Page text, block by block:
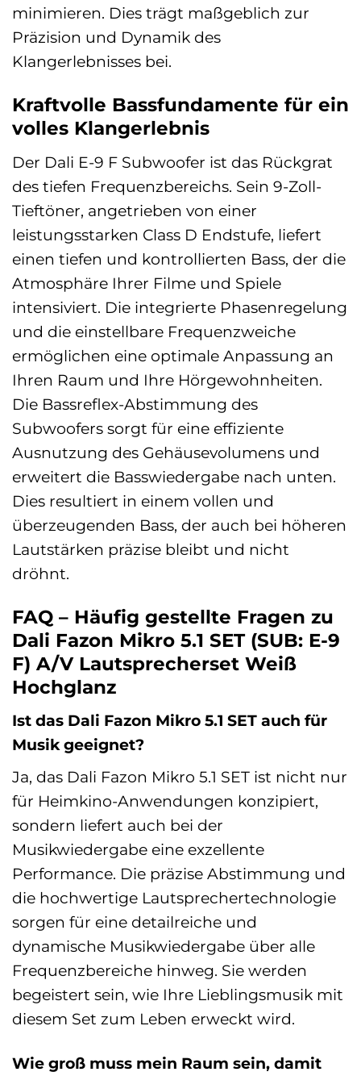
minimieren. Dies trägt maßgeblich zur
Präzision und Dynamik des
Klangerlebnisses bei.
Kraftvolle Bassfundamente für ein
volles Klangerlebnis
Der Dali E-9 F Subwoofer ist das Rückgrat
des tiefen Frequenzbereichs. Sein 9-Zoll-
Tieftöner, angetrieben von einer
leistungsstarken Class D Endstufe, liefert
einen tiefen und kontrollierten Bass, der die
Atmosphäre Ihrer Filme und Spiele
intensiviert. Die integrierte Phasenregelung
und die einstellbare Frequenzweiche
ermöglichen eine optimale Anpassung an
Ihren Raum und Ihre Hörgewohnheiten.
Die Bassreflex-Abstimmung des
Subwoofers sorgt für eine effiziente
Ausnutzung des Gehäusevolumens und
erweitert die Basswiedergabe nach unten.
Dies resultiert in einem vollen und
überzeugenden Bass, der auch bei höheren
Lautstärken präzise bleibt und nicht
dröhnt.
FAQ – Häufig gestellte Fragen zu
Dali Fazon Mikro 5.1 SET (SUB: E-9
F) A/V Lautsprecherset Weiß
Hochglanz
Ist das Dali Fazon Mikro 5.1 SET auch für
Musik geeignet?
Ja, das Dali Fazon Mikro 5.1 SET ist nicht nur
für Heimkino-Anwendungen konzipiert,
sondern liefert auch bei der
Musikwiedergabe eine exzellente
Performance. Die präzise Abstimmung und
die hochwertige Lautsprechertechnologie
sorgen für eine detailreiche und
dynamische Musikwiedergabe über alle
Frequenzbereiche hinweg. Sie werden
begeistert sein, wie Ihre Lieblingsmusik mit
diesem Set zum Leben erweckt wird.
Wie groß muss mein Raum sein, damit